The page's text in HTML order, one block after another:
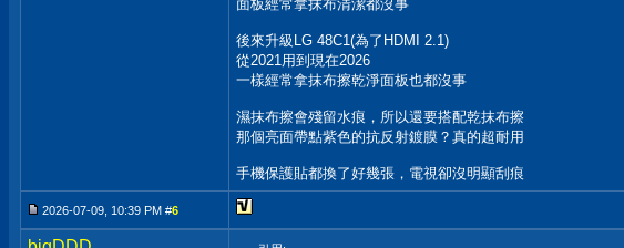
面板經常拿抹布清潔都沒事
後來升級LG 48C1(為了HDMI 2.1)
從2021用到現在2026
一樣經常拿抹布擦乾淨面板也都沒事
濕抹布擦會殘留水痕，所以還要搭配乾抹布擦
那個亮面帶點紫色的抗反射鍍膜？真的超耐用
手機保護貼都換了好幾張，電視卻沒明顯刮痕
2026-07-09, 10:39 PM #6